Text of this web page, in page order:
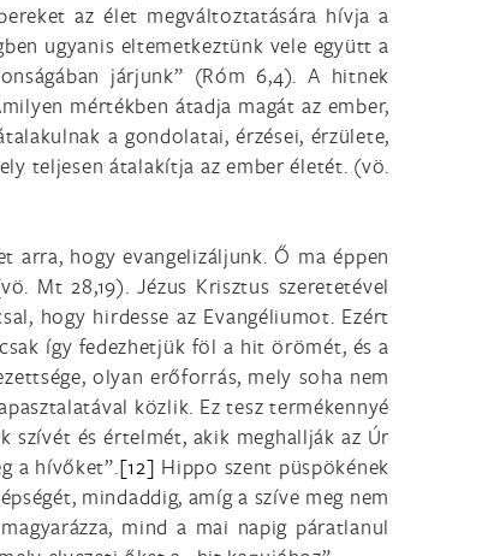
az élet megváltoztatására hívja a
ugyanis eltemetkeztünk vele együtt a
járjunk” (Róm 6,4). A hitnek
mértékben átadja magát az ember,
a gondolatai, érzései, érzülete,
teljesen átalakítja az ember életét. (vö.
arra, hogy evangelizáljunk. Ő ma éppen
Mt 28,19). Jézus Krisztus szeretetével
hogy hirdesse az Evangéliumot. Ezért
így fedezhetjük föl a hit örömét, és a
olyan erőforrás, mely soha nem
közlik. Ez tesz termékennyé
szívét és értelmét, akik meghallják az Úr
a hívőket”.[12] Hippo szent püspökének
mindaddig, amíg a szíve meg nem
mind a mai napig páratlanul